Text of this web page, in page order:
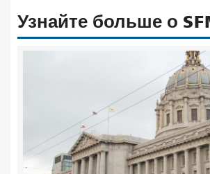
Узнайте больше о